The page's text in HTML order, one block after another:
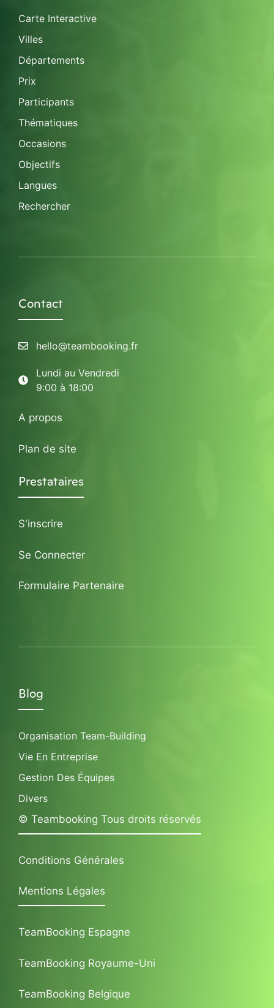
Carte Interactive
Villes
Départements
Prix
Participants
Thématiques
Occasions
Objectifs
Langues
Rechercher
Contact
hello@teambooking.fr
Lundi au Vendredi
9:00 à 18:00
A propos
Plan de site
Prestataires
S'inscrire
Se Connecter
Formulaire Partenaire
Blog
Organisation Team-Building
Vie En Entreprise
Gestion Des Équipes
Divers
© Teambooking Tous droits réservés
Conditions Générales
Mentions Légales
TeamBooking Espagne
TeamBooking Royaume-Uni
TeamBooking Belgique